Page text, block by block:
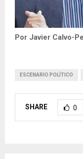
Por Javier Calvo-
ESCENARIO POLÍTICO
SHARE 0